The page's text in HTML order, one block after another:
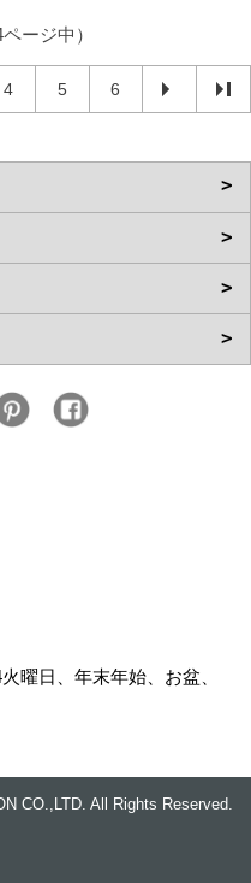
ージ中）
4 5 6
曜日、年末年始、お盆、
CO.,LTD. All Rights Reserved.